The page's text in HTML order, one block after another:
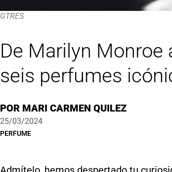
GTRES
De Marilyn Monroe
seis perfumes
POR MARI CARMEN QUILEZ
25/03/2024
PERFUME